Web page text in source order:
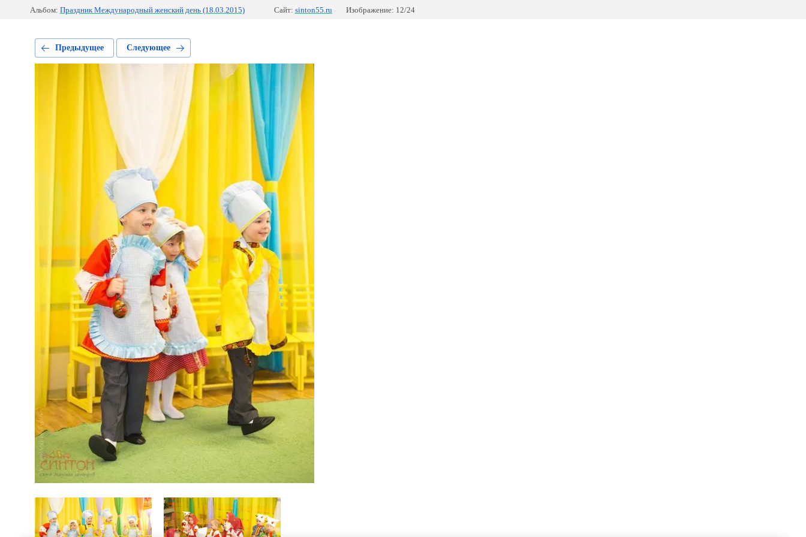
Альбом: Праздник Международный женский день (18.03.2015) Сайт: sinton55.ru Изображение: 12/24
Предыдущее Следующее